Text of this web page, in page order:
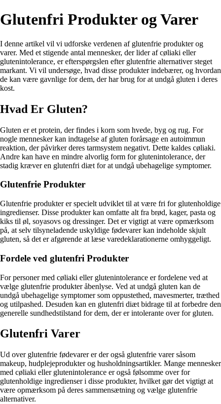
Glutenfri Produkter og Varer
I denne artikel vil vi udforske verdenen af glutenfrie produkter og
varer. Med et stigende antal mennesker, der lider af cøliaki eller
glutenintolerance, er efterspørgslen efter glutenfrie alternativer steget
markant. Vi vil undersøge, hvad disse produkter indebærer, og hvordan
de kan være gavnlige for dem, der har brug for at undgå gluten i deres
kost.
Hvad Er Gluten?
Gluten er et protein, der findes i korn som hvede, byg og rug. For
nogle mennesker kan indtagelse af gluten forårsage en autoimmun
reaktion, der påvirker deres tarmsystem negativt. Dette kaldes cøliaki.
Andre kan have en mindre alvorlig form for glutenintolerance, der
stadig kræver en glutenfri diæt for at undgå ubehagelige symptomer.
Glutenfrie Produkter
Glutenfrie produkter er specielt udviklet til at være fri for glutenholdige
ingredienser. Disse produkter kan omfatte alt fra brød, kager, pasta og
kiks til øl, soyasovs og dressinger. Det er vigtigt at være opmærksom
på, at selv tilsyneladende uskyldige fødevarer kan indeholde skjult
gluten, så det er afgørende at læse varedeklarationerne omhyggeligt.
Fordele ved glutenfri Produkter
For personer med cøliaki eller glutenintolerance er fordelene ved at
vælge glutenfrie produkter åbenlyse. Ved at undgå gluten kan de
undgå ubehagelige symptomer som oppustethed, mavesmerter, træthed
og utilpashed. Desuden kan en glutenfri diæt bidrage til at forbedre den
generelle sundhedstilstand for dem, der er intolerante over for gluten.
Glutenfri Varer
Ud over glutenfrie fødevarer er der også glutenfrie varer såsom
makeup, hudplejeprodukter og husholdningsartikler. Mange mennesker
med cøliaki eller glutenintolerance er også følsomme over for
glutenholdige ingredienser i disse produkter, hvilket gør det vigtigt at
være opmærksom på deres sammensætning og vælge glutenfrie
alternativer.